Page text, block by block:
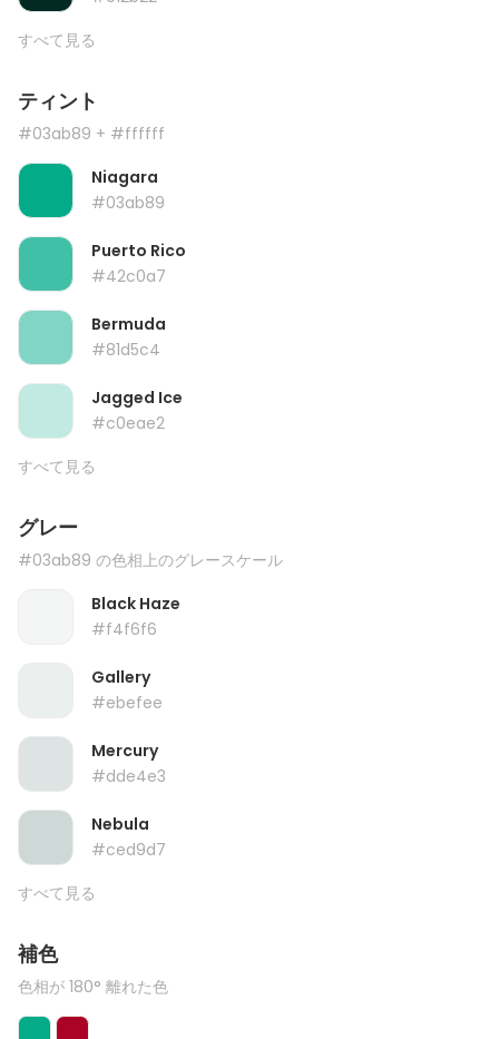
すべて見る
ティント
#03ab89 + #ffffff
Niagara
#03ab89
Puerto Rico
#42c0a7
Bermuda
#81d5c4
Jagged Ice
#c0eae2
すべて見る
グレー
#03ab89 の色相上のグレースケール
Black Haze
#f4f6f6
Gallery
#ebefee
Mercury
#dde4e3
Nebula
#ced9d7
すべて見る
補色
色相が 180° 離れた色